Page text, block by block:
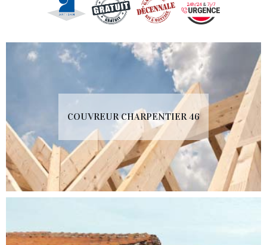
COUVREUR CHARPENTIER 46